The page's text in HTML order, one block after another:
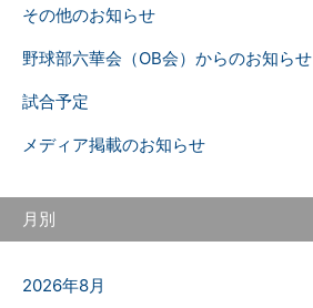
その他のお知らせ
野球部六華会（OB会）からのお知らせ
試合予定
メディア掲載のお知らせ
月別
2026年8月